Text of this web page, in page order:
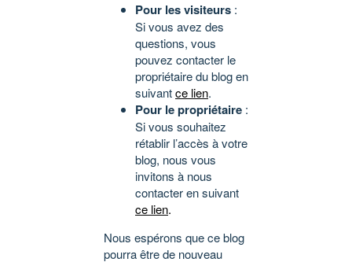
Pour les visiteurs :
Si vous avez des
questions, vous
pouvez contacter le
propriétaire du blog en
suivantce lien.
Pour le propriétaire :
Si vous souhaitez
rétablir l’accès à votre
blog, nous vous
invitons à nous
contacter en suivant
ce lien.
Nous espérons que ce blog
pourra être de nouveau